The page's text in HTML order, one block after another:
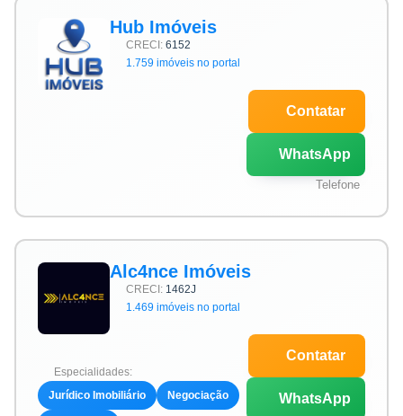
Hub Imóveis
CRECI: 6152
1.759 imóveis no portal
Contatar
WhatsApp
Telefone
Alc4nce Imóveis
CRECI: 1462J
1.469 imóveis no portal
Especialidades:
Jurídico Imobiliário
Negociação
Contatar
WhatsApp